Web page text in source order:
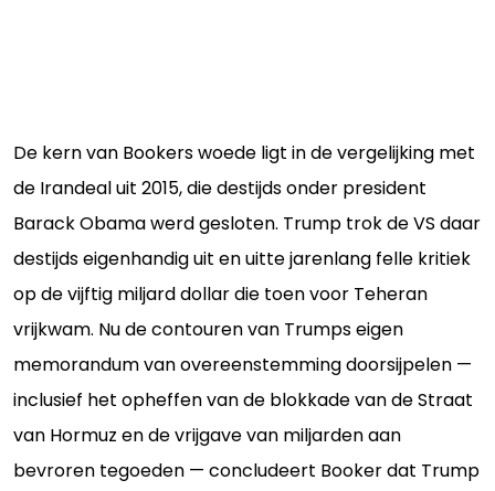
De kern van Bookers woede ligt in de vergelijking met
de Irandeal uit 2015, die destijds onder president
Barack Obama werd gesloten. Trump trok de VS daar
destijds eigenhandig uit en uitte jarenlang felle kritiek
op de vijftig miljard dollar die toen voor Teheran
vrijkwam. Nu de contouren van Trumps eigen
memorandum van overeenstemming doorsijpelen —
inclusief het opheffen van de blokkade van de Straat
van Hormuz en de vrijgave van miljarden aan
bevroren tegoeden — concludeert Booker dat Trump